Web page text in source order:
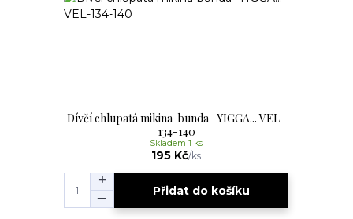
Dívčí chlupatá mikina-bunda- YIGGA... VEL-
134-140
195 Kč/ks
Skladem 1 ks
Přidat do košíku